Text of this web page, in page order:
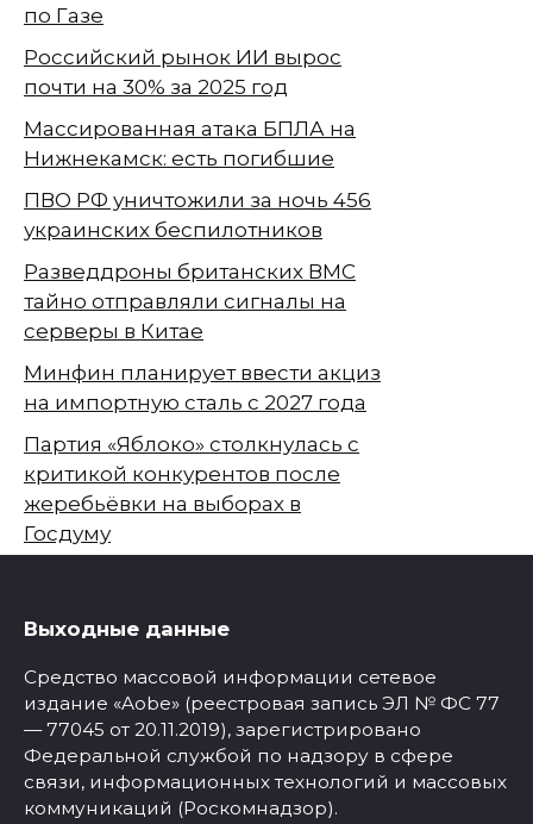
по Газе
Российский рынок ИИ вырос
почти на 30% за 2025 год
Массированная атака БПЛА на
Нижнекамск: есть погибшие
ПВО РФ уничтожили за ночь 456
украинских беспилотников
Разведдроны британских ВМС
тайно отправляли сигналы на
серверы в Китае
Минфин планирует ввести акциз
на импортную сталь с 2027 года
Партия «Яблоко» столкнулась с
критикой конкурентов после
жеребьёвки на выборах в
Госдуму
Выходные данные
Средство массовой информации сетевое
издание «Aobe» (реестровая запись ЭЛ № ФС 77
— 77045 от 20.11.2019), зарегистрировано
Федеральной службой по надзору в сфере
связи, информационных технологий и массовых
коммуникаций (Роскомнадзор).